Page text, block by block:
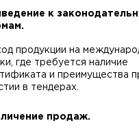
к
продукции на
где требуется наличие
и преимущества
в тендерах.
продаж.